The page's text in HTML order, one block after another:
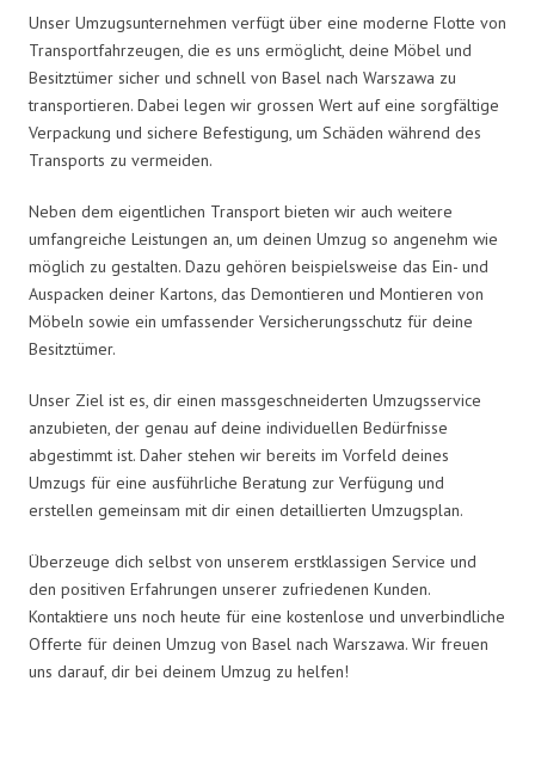
Unser Umzugsunternehmen verfügt über eine moderne Flotte von
Transportfahrzeugen, die es uns ermöglicht, deine Möbel und
Besitztümer sicher und schnell von Basel nach Warszawa zu
transportieren. Dabei legen wir grossen Wert auf eine sorgfältige
Verpackung und sichere Befestigung, um Schäden während des
Transports zu vermeiden.
Neben dem eigentlichen Transport bieten wir auch weitere
umfangreiche Leistungen an, um deinen Umzug so angenehm wie
möglich zu gestalten. Dazu gehören beispielsweise das Ein- und
Auspacken deiner Kartons, das Demontieren und Montieren von
Möbeln sowie ein umfassender Versicherungsschutz für deine
Besitztümer.
Unser Ziel ist es, dir einen massgeschneiderten Umzugsservice
anzubieten, der genau auf deine individuellen Bedürfnisse
abgestimmt ist. Daher stehen wir bereits im Vorfeld deines
Umzugs für eine ausführliche Beratung zur Verfügung und
erstellen gemeinsam mit dir einen detaillierten Umzugsplan.
Überzeuge dich selbst von unserem erstklassigen Service und
den positiven Erfahrungen unserer zufriedenen Kunden.
Kontaktiere uns noch heute für eine kostenlose und unverbindliche
Offerte für deinen Umzug von Basel nach Warszawa. Wir freuen
uns darauf, dir bei deinem Umzug zu helfen!